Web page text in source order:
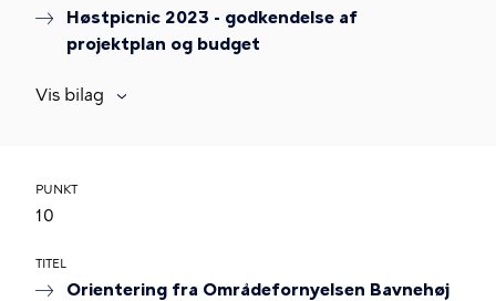
Høstpicnic 2023 - godkendelse af
projektplan og budget
Vis bilag
PUNKT
10
TITEL
Orientering fra Områdefornyelsen Bavnehøj